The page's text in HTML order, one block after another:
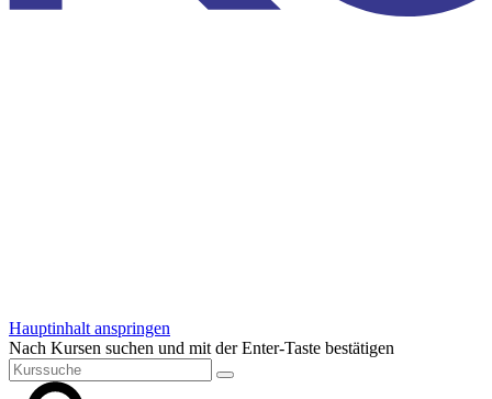
Hauptinhalt anspringen
Nach Kursen suchen und mit der Enter-Taste bestätigen